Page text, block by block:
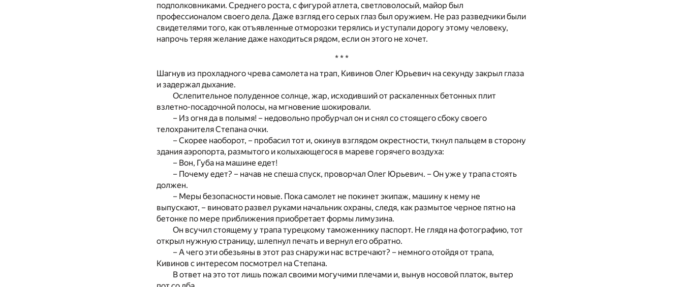
подполковниками. Среднего роста, с фигурой атлета, светловолосый, майор был
профессионалом своего дела. Даже взгляд его серых глаз был оружием. Не раз разведчики были
свидетелями того, как отъявленные отморозки терялись и уступали дорогу этому человеку,
напрочь теряя желание даже находиться рядом, если он этого не хочет.
* * *
Шагнув из прохладного чрева самолета на трап, Кивинов Олег Юрьевич на секунду закрыл глаза
и задержал дыхание.
Ослепительное полуденное солнце, жар, исходивший от раскаленных бетонных плит
взлетно-посадочной полосы, на мгновение шокировали.
– Из огня да в полымя! – недовольно пробурчал он и снял со стоящего сбоку своего
телохранителя Степана очки.
– Скорее наоборот, – пробасил тот и, окинув взглядом окрестности, ткнул пальцем в сторону
здания аэропорта, размытого и колыхающегося в мареве горячего воздуха:
– Вон, Губа на машине едет!
– Почему едет? – начав не спеша спуск, проворчал Олег Юрьевич. – Он уже у трапа стоять
должен.
– Меры безопасности новые. Пока самолет не покинет экипаж, машину к нему не
выпускают, – виновато развел руками начальник охраны, следя, как размытое черное пятно на
бетонке по мере приближения приобретает формы лимузина.
Он всучил стоящему у трапа турецкому таможеннику паспорт. Не глядя на фотографию, тот
открыл нужную страницу, шлепнул печать и вернул его обратно.
– А чего эти обезьяны в этот раз снаружи нас встречают? – немного отойдя от трапа,
Кивинов с интересом посмотрел на Степана.
В ответ на это тот лишь пожал своими могучими плечами и, вынув носовой платок, вытер